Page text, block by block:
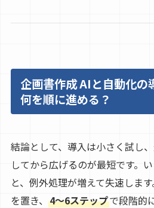
企画書作成 AIと自動化の
何を順に進める？
結論として、導入は小さく試し
してから広げるのが最短です。
と、例外処理が増えて失速しま
を置き、 4〜6ステップで段階的